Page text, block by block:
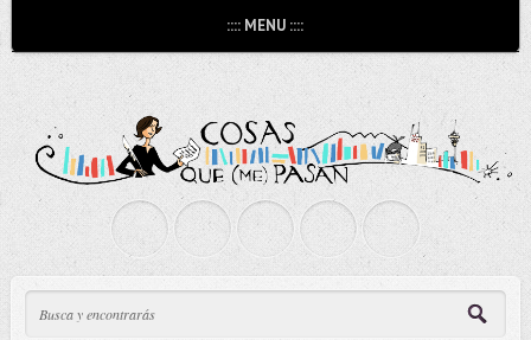
:::: MENU ::::